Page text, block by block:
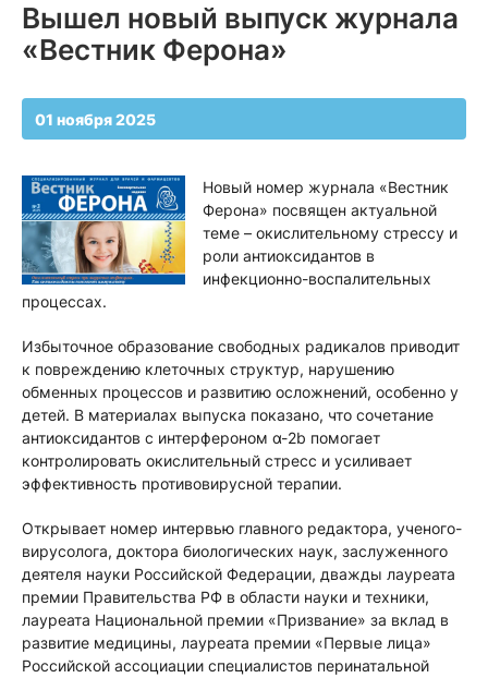
Вышел новый выпуск журнала
«Вестник Ферона»
01 ноября 2025
Новый номер журнала «Вестник
Ферона» посвящен актуальной
теме – окислительному стрессу и
роли антиоксидантов в
инфекционно-воспалительных
процессах.
Избыточное образование свободных радикалов приводит
к повреждению клеточных структур, нарушению
обменных процессов и развитию осложнений, особенно у
детей. В материалах выпуска показано, что сочетание
антиоксидантов с интерфероном α-2b помогает
контролировать окислительный стресс и усиливает
эффективность противовирусной терапии.
Открывает номер интервью главного редактора, ученого-
вирусолога, доктора биологических наук, заслуженного
деятеля науки Российской Федерации, дважды лауреата
премии Правительства РФ в области науки и техники,
лауреата Национальной премии «Призвание» за вклад в
развитие медицины, лауреата премии «Первые лица»
Российской ассоциации специалистов перинатальной